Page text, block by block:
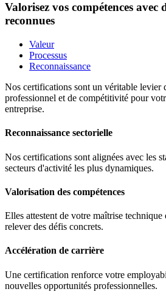
Valorisez vos compétences avec
reconnues
Valeur
Processus
Reconnaissance
Nos certifications sont un véritable levier
professionnel et de compétitivité pour
entreprise.
Reconnaissance sectorielle
Nos certifications sont alignées avec les
secteurs d'activité les plus dynamiques.
Valorisation des compétences
Elles attestent de votre maîtrise technique
relever des défis concrets.
Accélération de carrière
Une certification renforce votre
nouvelles opportunités professionnelles.